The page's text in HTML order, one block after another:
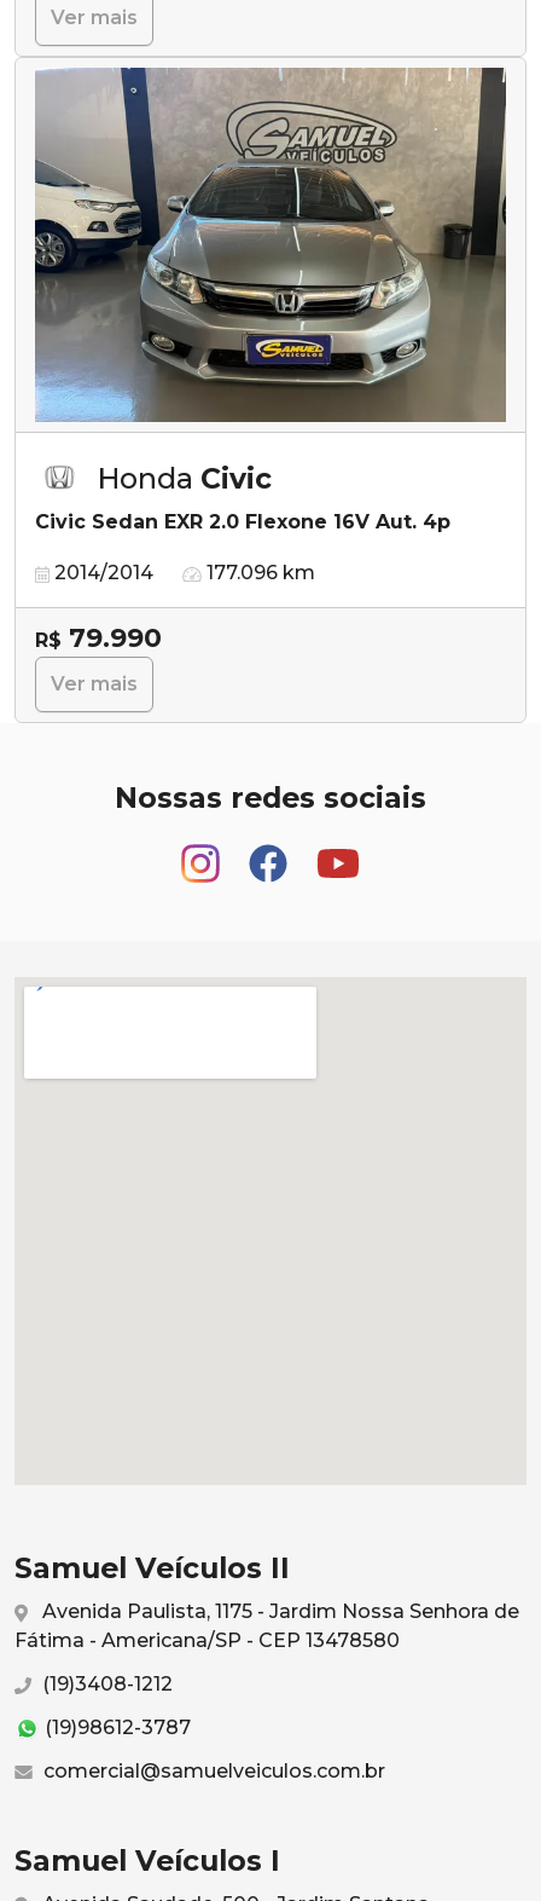
Ver mais
Honda Civic
Civic Sedan EXR 2.0 Flexone 16V Aut. 4p
2014/2014 177.096 km
R$ 79.990
Ver mais
Nossas redes sociais
Samuel Veículos II
Avenida Paulista, 1175 - Jardim Nossa Senhora de
Fátima - Americana/SP - CEP 13478580
(19)3408-1212
(19)98612-3787
comercial@samuelveiculos.com.br
Samuel Veículos I